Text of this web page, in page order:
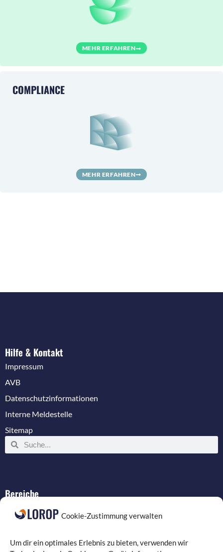
Cookie-Zustimmung verwalten
Um dir ein optimales Erlebnis zu bieten, verwenden wir
MEHR ERFAHREN
COMPLIANCE
MEHR ERFAHREN
Bereiche
Verkabelung
Hilfe & Kontakt
Impressum
AVB
Datenschutzinformationen
Interne Meldestelle
Sitemap